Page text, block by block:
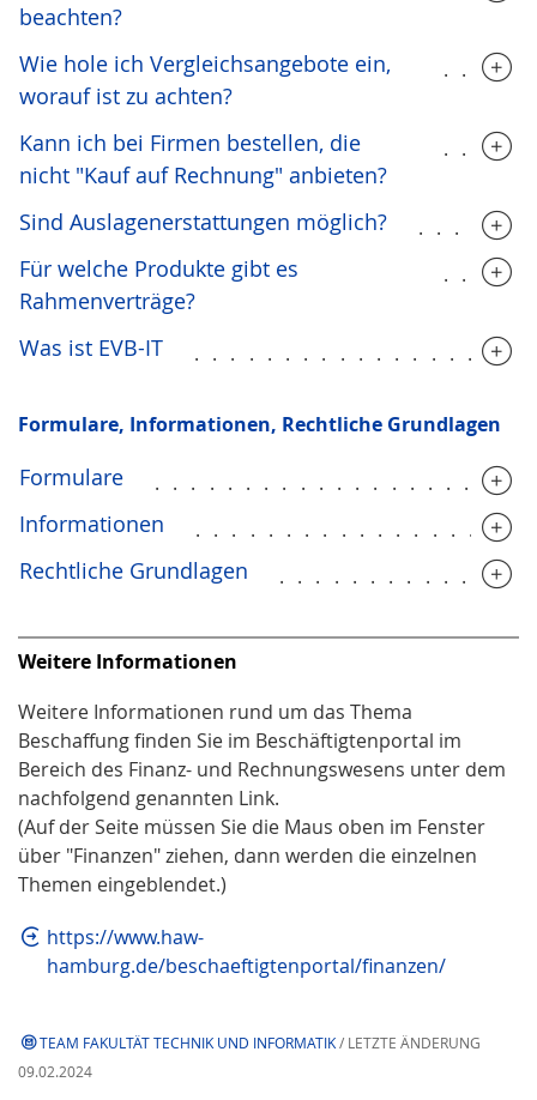
beachten?
Wie hole ich Vergleichsangebote ein,
worauf ist zu achten?
Kann ich bei Firmen bestellen, die
nicht "Kauf auf Rechnung" anbieten?
Sind Auslagenerstattungen möglich?
Für welche Produkte gibt es
Rahmenverträge?
Was ist EVB-IT
Formulare, Infor­mationen, Rechtliche Grundlagen
Formulare
Informationen
Rechtliche Grundlagen
Weitere Infor­mationen
Weitere Informationen rund um das Thema
Beschaffung finden Sie im Beschäftigtenportal im
Bereich des Finanz- und Rechnungswesens unter dem
nachfolgend genannten Link.
(Auf der Seite müssen Sie die Maus oben im Fenster
über "Finanzen" ziehen, dann werden die einzelnen
Themen eingeblendet.)
https://www.haw-
hamburg.de/beschaeftigtenportal/finanzen/
TEAM FAKULTÄT TECHNIK UND INFORMATIK/ LETZTE ÄNDERUNG
09.02.2024